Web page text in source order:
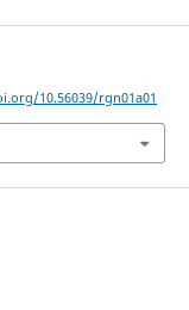
10.56039/rgn01a01